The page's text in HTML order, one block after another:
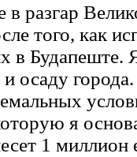
разгар
того, как
в Будапеште.
осаду
я
1 миллион